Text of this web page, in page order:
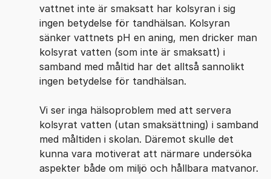
vattnet inte är smaksatt har kolsyran i sig
ingen betydelse för tandhälsan. Kolsyran
sänker vattnets pH en aning, men dricker man
kolsyrat vatten (som inte är smaksatt) i
samband med måltid har det alltså sannolikt
ingen betydelse för tandhälsan.
Vi ser inga hälsoproblem med att servera
kolsyrat vatten (utan smaksättning) i samband
med måltiden i skolan. Däremot skulle det
kunna vara motiverat att närmare undersöka
aspekter både om miljö och hållbara matvanor.